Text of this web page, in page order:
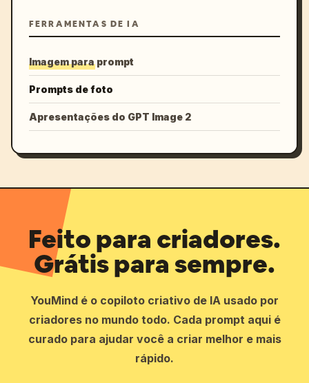
FERRAMENTAS DE IA
Imagem para prompt
Prompts de foto
Apresentações do GPT Image 2
Feito para criadores.
Grátis para sempre.
YouMind é o copiloto criativo de IA usado por
criadores no mundo todo. Cada prompt aqui é
curado para ajudar você a criar melhor e mais
rápido.